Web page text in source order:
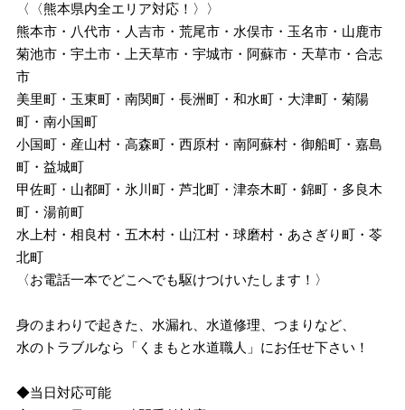
〈〈熊本県内全エリア対応！〉〉
熊本市・八代市・人吉市・荒尾市・水俣市・玉名市・山鹿市
菊池市・宇土市・上天草市・宇城市・阿蘇市・天草市・合志
市
美里町・玉東町・南関町・長洲町・和水町・大津町・菊陽
町・南小国町
小国町・産山村・高森町・西原村・南阿蘇村・御船町・嘉島
町・益城町
甲佐町・山都町・氷川町・芦北町・津奈木町・錦町・多良木
町・湯前町
水上村・相良村・五木村・山江村・球磨村・あさぎり町・苓
北町
〈お電話一本でどこへでも駆けつけいたします！〉
身のまわりで起きた、水漏れ、水道修理、つまりなど、
水のトラブルなら「くまもと水道職人」にお任せ下さい！
◆当日対応可能